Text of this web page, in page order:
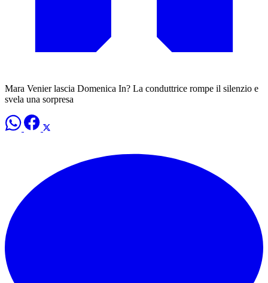
Mara Venier lascia Domenica In? La conduttrice rompe il silenzio e
svela una sorpresa